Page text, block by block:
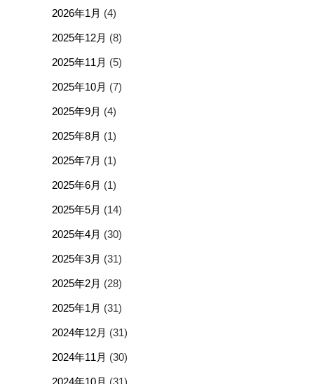
2026年1月 (4)
2025年12月 (8)
2025年11月 (5)
2025年10月 (7)
2025年9月 (4)
2025年8月 (1)
2025年7月 (1)
2025年6月 (1)
2025年5月 (14)
2025年4月 (30)
2025年3月 (31)
2025年2月 (28)
2025年1月 (31)
2024年12月 (31)
2024年11月 (30)